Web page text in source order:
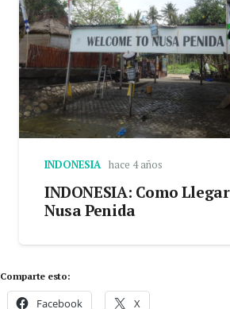
INDONESIA hace 4 años
INDONESIA: Como
Nusa Penida
Comparte esto:
Facebook X